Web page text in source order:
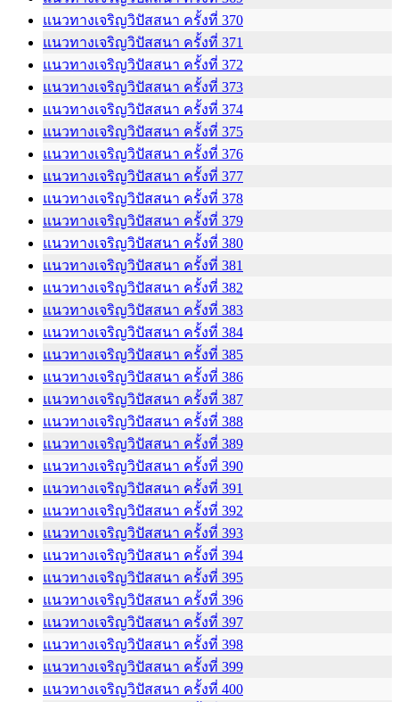
แนวทางเจริญวิปัสสนา ครั้งที่ 370
แนวทางเจริญวิปัสสนา ครั้งที่ 371
แนวทางเจริญวิปัสสนา ครั้งที่ 372
แนวทางเจริญวิปัสสนา ครั้งที่ 373
แนวทางเจริญวิปัสสนา ครั้งที่ 374
แนวทางเจริญวิปัสสนา ครั้งที่ 375
แนวทางเจริญวิปัสสนา ครั้งที่ 376
แนวทางเจริญวิปัสสนา ครั้งที่ 377
แนวทางเจริญวิปัสสนา ครั้งที่ 378
แนวทางเจริญวิปัสสนา ครั้งที่ 379
แนวทางเจริญวิปัสสนา ครั้งที่ 380
แนวทางเจริญวิปัสสนา ครั้งที่ 381
แนวทางเจริญวิปัสสนา ครั้งที่ 382
แนวทางเจริญวิปัสสนา ครั้งที่ 383
แนวทางเจริญวิปัสสนา ครั้งที่ 384
แนวทางเจริญวิปัสสนา ครั้งที่ 385
แนวทางเจริญวิปัสสนา ครั้งที่ 386
แนวทางเจริญวิปัสสนา ครั้งที่ 387
แนวทางเจริญวิปัสสนา ครั้งที่ 388
แนวทางเจริญวิปัสสนา ครั้งที่ 389
แนวทางเจริญวิปัสสนา ครั้งที่ 390
แนวทางเจริญวิปัสสนา ครั้งที่ 391
แนวทางเจริญวิปัสสนา ครั้งที่ 392
แนวทางเจริญวิปัสสนา ครั้งที่ 393
แนวทางเจริญวิปัสสนา ครั้งที่ 394
แนวทางเจริญวิปัสสนา ครั้งที่ 395
แนวทางเจริญวิปัสสนา ครั้งที่ 396
แนวทางเจริญวิปัสสนา ครั้งที่ 397
แนวทางเจริญวิปัสสนา ครั้งที่ 398
แนวทางเจริญวิปัสสนา ครั้งที่ 399
แนวทางเจริญวิปัสสนา ครั้งที่ 400